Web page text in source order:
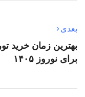
بعدی
بهترین زمان خرید تور
برای نوروز ۱۴۰۵